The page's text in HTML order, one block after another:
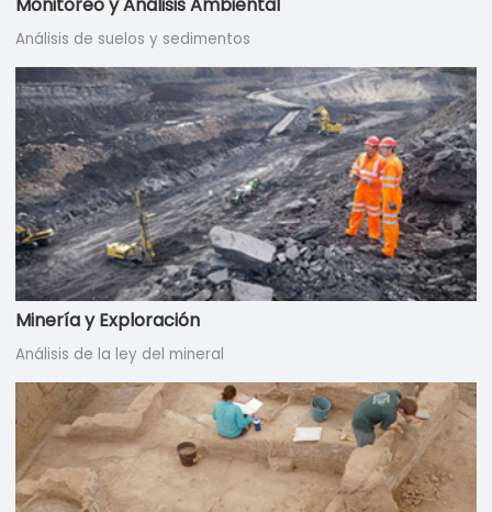
Análisis de suelos y sedimentos
Minería y Exploración
Análisis de la ley del mineral